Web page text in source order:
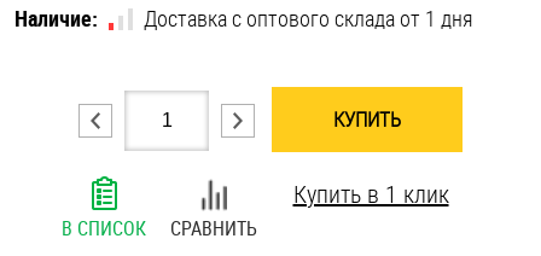
Наличие:
Доставка с оптового склада от 1 дня
КУПИТЬ
В СПИСОК СРАВНИТЬ
Купить в 1 клик